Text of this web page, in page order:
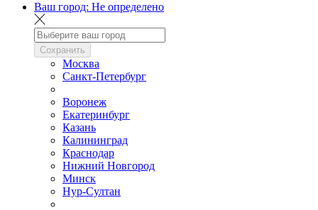
Ваш город: Не определено
Сохранить
Москва
Санкт-Петербург
Воронеж
Екатеринбург
Казань
Калининград
Краснодар
Нижний Новгород
Минск
Нур-Султан